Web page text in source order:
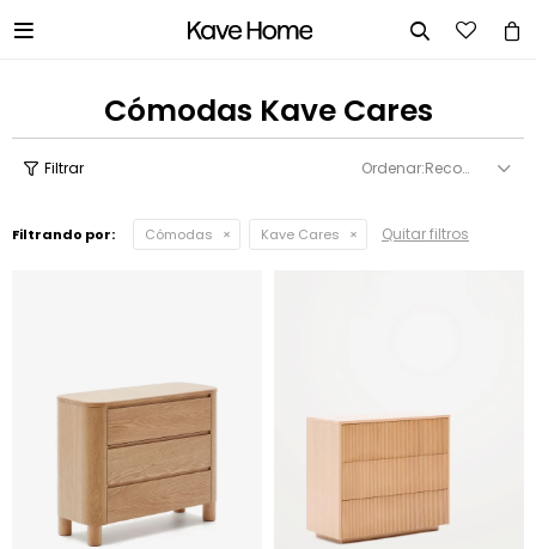
 
Cómodas Kave Cares
Recomendados
Filtrando por: Cómodas Kave Cares Quitar filtros